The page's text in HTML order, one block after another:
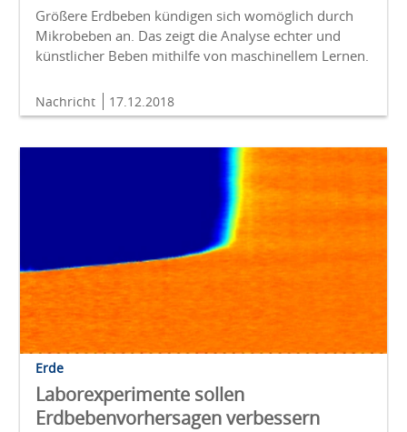
Größere Erdbeben kündigen sich womöglich durch
Mikrobeben an. Das zeigt die Analyse echter und
künstlicher Beben mithilfe von maschinellem Lernen.
Nachricht 17.12.2018
Erde
Laborexperimente sollen
Erdbebenvorhersagen verbessern